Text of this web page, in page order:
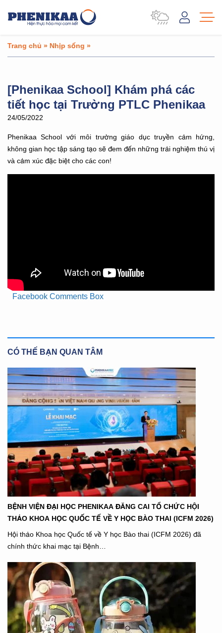
Trang chủ » Nhịp sống »
[Phenikaa School] Khám phá các
tiết học tại Trường PTLC Phenikaa
24/05/2022
Phenikaa School với môi trường giáo dục truyền cảm hứng,
không gian học tập sáng tạo sẽ đem đến những trải nghiệm thú vị
và cảm xúc đặc biệt cho các con!
Facebook Comments Box
CÓ THỂ BẠN QUAN TÂM
BỆNH VIỆN ĐẠI HỌC PHENIKAA ĐĂNG CAI TỔ CHỨC HỘI
THẢO KHOA HỌC QUỐC TẾ VỀ Y HỌC BÀO THAI (ICFM 2026)
Hội thảo Khoa học Quốc tế về Y học Bào thai (ICFM 2026) đã
chính thức khai mạc tại Bệnh…